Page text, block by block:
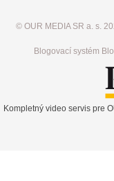
© OUR MEDIA SR a. s.
Blogovací systém
Kompletný video servis pre